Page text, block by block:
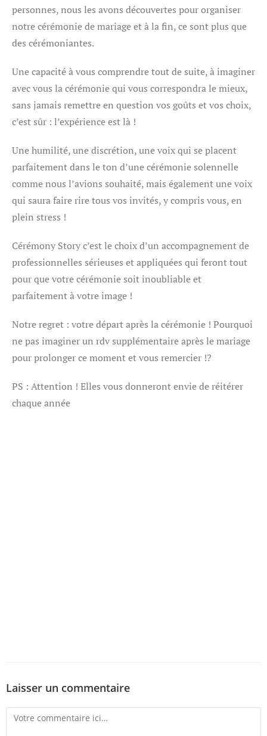
personnes, nous les avons découvertes pour organiser
notre cérémonie de mariage et à la fin, ce sont plus que
des cérémoniantes.
Une capacité à vous comprendre tout de suite, à imaginer
avec vous la cérémonie qui vous correspondra le mieux,
sans jamais remettre en question vos goûts et vos choix,
c’est sûr : l’expérience est là !
Une humilité, une discrétion, une voix qui se placent
parfaitement dans le ton d’une cérémonie solennelle
comme nous l’avions souhaité, mais également une voix
qui saura faire rire tous vos invités, y compris vous, en
plein stress !
Cérémony Story c’est le choix d’un accompagnement de
professionnelles sérieuses et appliquées qui feront tout
pour que votre cérémonie soit inoubliable et
parfaitement à votre image !
Notre regret : votre départ après la cérémonie ! Pourquoi
ne pas imaginer un rdv supplémentaire après le mariage
pour prolonger ce moment et vous remercier !?
PS : Attention ! Elles vous donneront envie de réitérer
chaque année
Laisser un commentaire